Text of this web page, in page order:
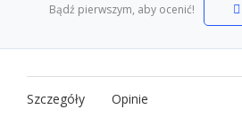
Bądź pierwszym, aby ocenić!
Szczegóły Opinie